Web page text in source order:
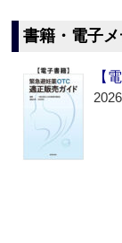
書籍・電子
【